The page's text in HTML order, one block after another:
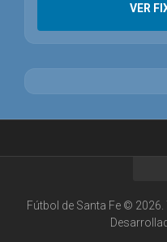
VER
Fútbol de Santa Fe ©